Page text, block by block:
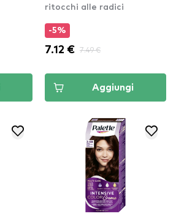
ritocchi alle radici
-5%
7.12 € 7.49 €
Aggiungi